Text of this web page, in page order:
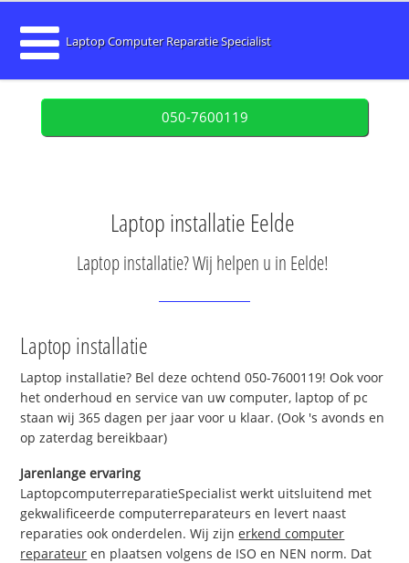
Laptop Computer Reparatie Specialist
050-7600119
Laptop installatie Eelde
Laptop installatie? Wij helpen u in Eelde!
Laptop installatie
Laptop installatie? Bel deze ochtend 050-7600119! Ook voor
het onderhoud en service van uw computer, laptop of pc
staan wij 365 dagen per jaar voor u klaar. (Ook 's avonds en
op zaterdag bereikbaar)
Jarenlange ervaring
LaptopcomputerreparatieSpecialist werkt uitsluitend met
gekwalificeerde computerreparateurs en levert naast
reparaties ook onderdelen. Wij zijnerkend computer
reparateur en plaatsen volgens de ISO en NEN norm. Dat